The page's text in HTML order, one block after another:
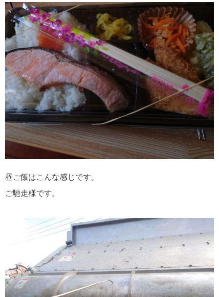
昼ご飯はこんな感じです。
ご馳走様です。